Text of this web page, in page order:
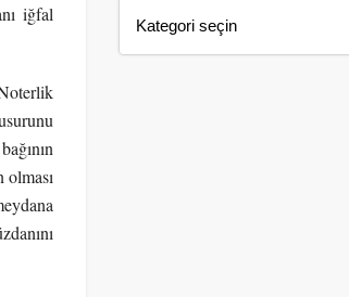
iğfal